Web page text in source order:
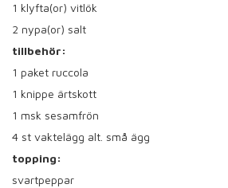
1 klyfta(or) vitlök
2 nypa(or) salt
tillbehör:
1 paket ruccola
1 knippe ärtskott
1 msk sesamfrön
4 st vaktelägg alt. små ägg
topping:
svartpeppar